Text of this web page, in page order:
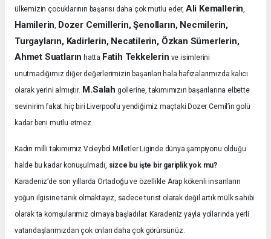
ülkemizin çocuklarının başarısı daha çok mutlu eder, Ali Kemallerin,
Hamilerin, Dozer Cemillerin, Şenolların, Necmilerin,
Turgayların, Kadirlerin, Necatilerin, Özkan Sümerlerin,
Ahmet Suatların hatta Fatih Tekkelerin ve isimlerini
unutmadığımız diğer değerlerimizin başarıları hala hafızalarımızda kalıcı
olarak yerini almıştır. M.Salah gollerine, takımımızın başarılarına elbette
sevinirim fakat hiç biri Liverpool’u yendiğimiz maçtaki Dozer Cemil’in golü
kadar beni mutlu etmez.
Kadın milli takımımız Voleybol Milletler Liginde dünya şampiyonu olduğu
halde bu kadar konuşulmadı, sizce bu işte bir gariplik yok mu?
Karadeniz’de son yıllarda Ortadoğu ve özellikle Arap kökenli insanların
yoğun ilgisine tanık olmaktayız, sadece turist olarak değil artık mülk sahibi
olarak ta komşularımız olmaya başladılar. Karadeniz yayla yollarında yerli
vatandaşlarımızdan çok onları daha çok görürsünüz.